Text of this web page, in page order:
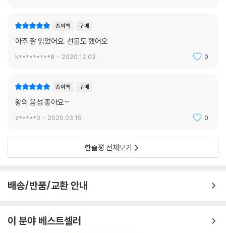
없다. BC 11년경에 핼리 혜성(Halley’s Comet)이 찬란한 빛을 내며 하
이 있었다. BC 5?2년에는 비정상적인 천문학적 현상이 있었다. 이때 고대
이집트력의 ‘메소리’(Mesori)라는 달의 첫날에 천랑성(天狼星, 항성 중
찬란히 빛났다. 지금 메소리 성좌(星座)는 ‘왕자의 탄생’을 의미한다. 당시
박사들은 별을 보면서 이 세상에 큰 왕이 오심인 줄 알았다. 그래서 별을 따
라 예루살렘이 있는 팔레스타인까지 갔다. 그런데 왜 이들이 엉뚱하게 베
있을 거라고 짐작했기 때문이다.
의 별을 보고 그에게 경배하러 왔노라”(마 2:2)라고 말했다. 헤롯 왕과 온
예루살렘이 이들의 말을 듣고 소동했다. “소동한다”라는 것은 ?“삶의 터
박사들의 말을 들은 헤롯은 즉시 대제사장들과 서기관들을 불렀다(서기관
종이책 구매
아주 잘 읽었어요. 선물도 했어오
k*********8 2020.12.02. 0
종이책 구매
왕의 음성 좋아요~
z*****0 2020.03.19. 0
한줄평 전체보기
배송/반품/교환 안내
이 분야 베스트셀러